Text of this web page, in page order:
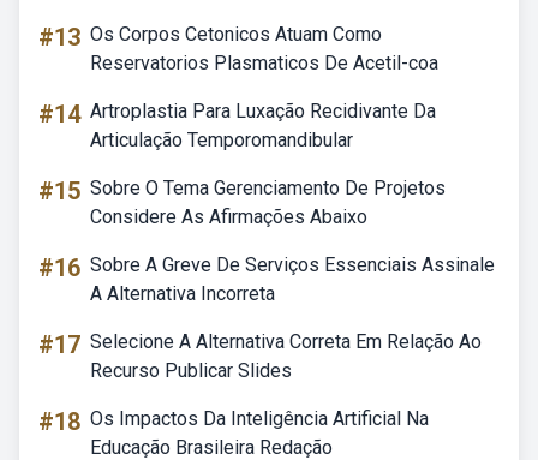
#13 Os Corpos Cetonicos Atuam Como
Reservatorios Plasmaticos De Acetil-coa
#14 Artroplastia Para Luxação Recidivante Da
Articulação Temporomandibular
#15 Sobre O Tema Gerenciamento De Projetos
Considere As Afirmações Abaixo
#16 Sobre A Greve De Serviços Essenciais Assinale
A Alternativa Incorreta
#17 Selecione A Alternativa Correta Em Relação Ao
Recurso Publicar Slides
#18 Os Impactos Da Inteligência Artificial Na
Educação Brasileira Redação